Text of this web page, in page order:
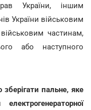
України, іншим
України військовим
частинам,
або наступного
пальне, яке